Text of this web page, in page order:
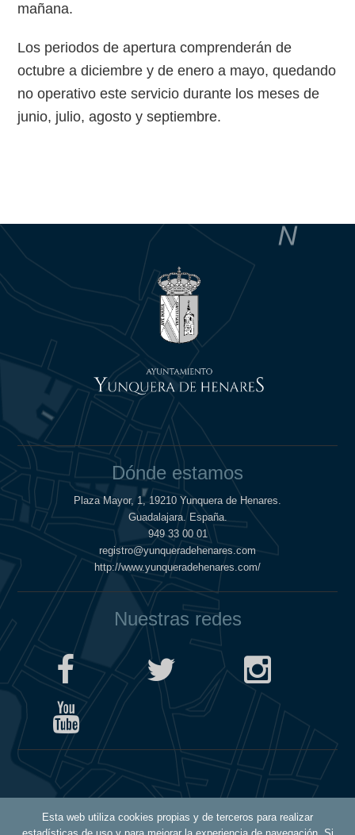
mañana.
Los periodos de apertura comprenderán de
octubre a diciembre y de enero a mayo, quedando
no operativo este servicio durante los meses de
junio, julio, agosto y septiembre.
Esta web utiliza cookies propias y de terceros para realizar
Dónde estamos
Plaza Mayor, 1, 19210 Yunquera de Henares.
Guadalajara. España.
949 33 00 01
registro@yunqueradehenares.com
http://www.yunqueradehenares.com/
Nuestras redes
Política de Cookies
Política de Privacidad